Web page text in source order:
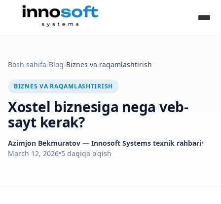
Bosh sahifa/Blog/Biznes va raqamlashtirish
BIZNES VA RAQAMLASHTIRISH
Xostel biznesiga nega veb-
sayt kerak?
Azimjon Bekmuratov — Innosoft Systems texnik rahbari•
March 12, 2026•5 daqiqa o'qish